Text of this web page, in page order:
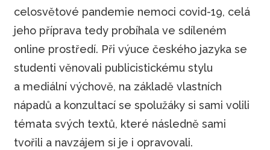
celosvětové pandemie nemoci covid-19, celá
jeho příprava tedy probíhala ve sdíleném
online prostředí. Při výuce českého jazyka se
studenti věnovali publicistickému stylu
a mediální výchově, na základě vlastních
nápadů a konzultací se spolužáky si sami volili
témata svých textů, které následně sami
tvořili a navzájem si je i opravovali.